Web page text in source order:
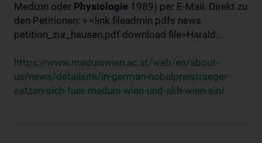
Medizin oder Physiologie 1989) per E-Mail. Direkt zu
den Petitionen: » <link fileadmin pdfs news
petition_zur_hausen.pdf download file>Harald...
https://www.meduniwien.ac.at/web/en/about-
us/news/detailsite/in-german-nobelpreistraeger-
setzen-sich-fuer-meduni-wien-und-akh-wien-ein/